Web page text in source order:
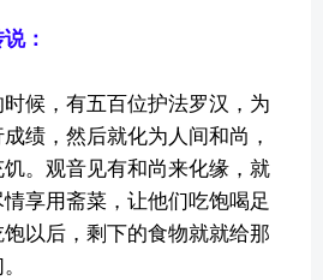
：
候，有五百位护法罗汉，为
绩，然后就化为人间和尚，
。观音见有和尚来化缘，就
享用斋菜，让他们吃饱喝足
以后，剩下的食物就就给那